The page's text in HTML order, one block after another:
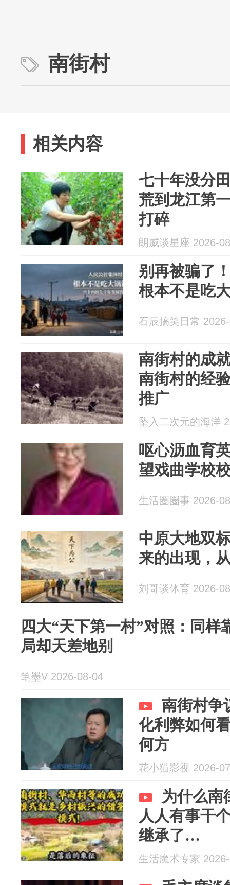
南街村
相关内容
七十年没分
荒到龙江第
打碎
朗威谈星座 2026-
别再被骗了
根本不是吃
石辰搞笑日常
南街村的成
南街村的经
推广
坠入二次元的海洋
呕心沥血育
望戏曲学校
生活圈圈事 2026-
中原大地双
来的出现，
刘哥谈体育 2026-
四大“天下第一村”对照：同样
局却天差地别
笔墨V 2026-08-04
南街村争
化利弊如何
何方
花小猫影视 2026-
为什么南
人人有事干
继承了…
生活魔术专家